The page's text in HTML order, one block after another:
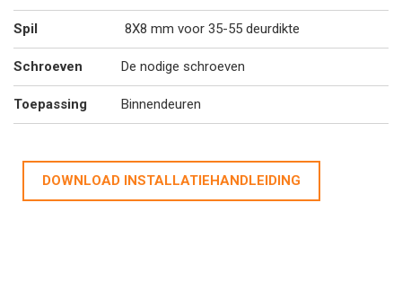
Spil 8X8 mm voor 35-55 deurdikte
Schroeven De nodige schroeven
Toepassing Binnendeuren
DOWNLOAD INSTALLATIEHANDLEIDING